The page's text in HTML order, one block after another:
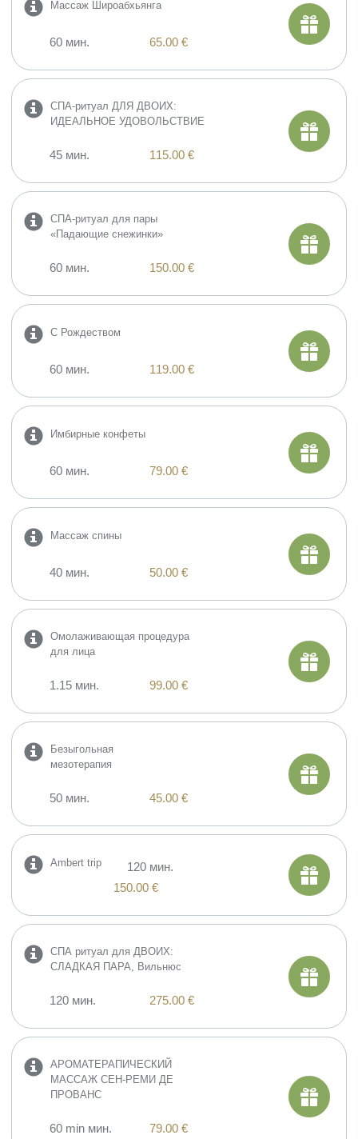
Массаж Широабхьянга
60 мин. 65.00 €
СПА-ритуал ДЛЯ ДВОИХ:
ИДЕАЛЬНОЕ УДОВОЛЬСТВИЕ
45 мин. 115.00 €
СПА-ритуал для пары
«Падающие снежинки»
60 мин. 150.00 €
С Рождеством
60 мин. 119.00 €
Имбирные конфеты
60 мин. 79.00 €
Mассаж спины
40 мин. 50.00 €
​Омолаживающая процедура
для лица
1.15 мин. 99.00 €
Безыгольная
мезотерапия
50 мин. 45.00 €
Ambert trip
120 мин.
150.00 €
СПА ритуал для ДВОИХ:
СЛАДКАЯ ПАРА, Вильнюс
120 мин. 275.00 €
​АРОМАТЕРАПИЧЕСКИЙ
МАССАЖ СЕН-РЕМИ ДЕ
ПРОВАНС
60 min мин. 79.00 €